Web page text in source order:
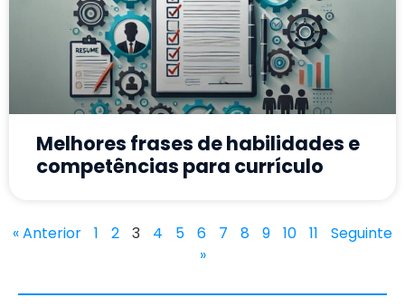
Melhores frases de habilidades e
competências para currículo
« Anterior 1 2 3 4 5 6 7 8 9 10 11
Seguinte
»